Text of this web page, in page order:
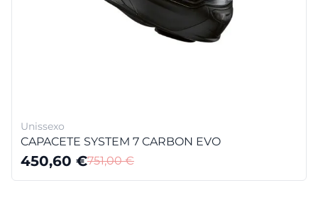
Unissexo
CAPACETE SYSTEM 7 CARBON EVO
450,60 €751,00€